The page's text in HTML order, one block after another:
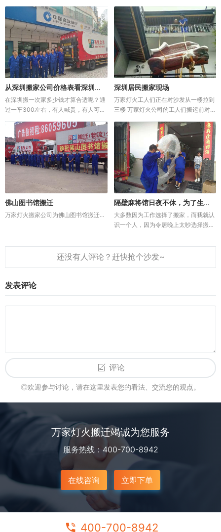
万家灯火东莞下...
架，饮料制作设备，拆装空调电视等，
虽然搬迁两地都是在福田金地工业区，
但是遇到下雨天气，给搬迁...
从深圳搬家公司价格表看深圳搬家行情
在深圳搬一次家多少钱才算合适呢？通
过一车300左右，有人喊贵，有人可以
个得从深圳的消费物价及人工说
起。 深圳搬家公司价格是怎么定
的，搬家费用标准一般多少钱 一般
是...
深圳居民搬家现场
万家灯火工人们正在对沙发从一楼拉到
三楼 万家灯火公司的工人们搬运前对物
们对小件物品进行...
佛山图书馆搬迁
万家灯火搬家公司为佛山图书馆搬迁...
隔壁麻将馆日夜不休，为了生活不得不找搬家公司！
大多数因为工作选择了搬家，而我就认
识一个人，因为令居晚上太吵选择搬家
一个客厅，有厨房和浴室。陈小姐每月
只租500元，觉得它很便宜，性价比很
发表评论
评论
◎欢迎参与讨论，请在这里发表您的看法、交流您的观点。
万家灯火搬迁竭诚为您服务
服务热线：400-700-8942
在线咨询 立即下单
400-700-8942